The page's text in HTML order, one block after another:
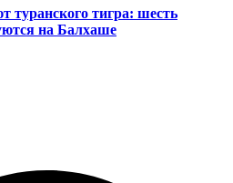
туранского тигра: шесть
на Балхаше